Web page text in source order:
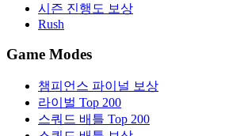
시즌 진행도 보상
Rush
Game Modes
챔피언스 파이널 보상
라이벌 Top 200
스쿼드 배틀 Top 200